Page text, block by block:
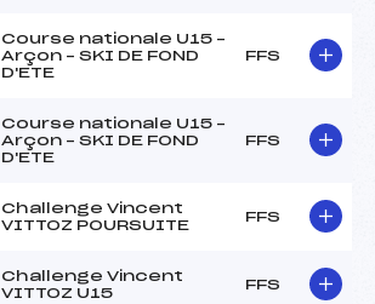
Course nationale U15 –
Arçon – SKI DE FOND
D'ETE
FFS
Course nationale U15 –
Arçon – SKI DE FOND
D'ETE
FFS
Challenge Vincent
VITTOZ POURSUITE
FFS
Challenge Vincent
VITTOZ U15
FFS